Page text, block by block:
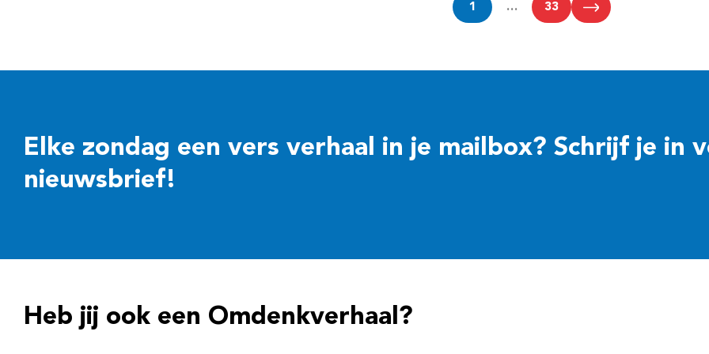
1 … 33
Elke zondag een vers verhaal in je mailbox? Schrijf je in
nieuwsbrief!
Heb jij ook een Omdenkverhaal?